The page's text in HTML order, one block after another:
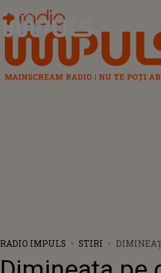
Radio Impuls
RADIO IMPULS STIRI